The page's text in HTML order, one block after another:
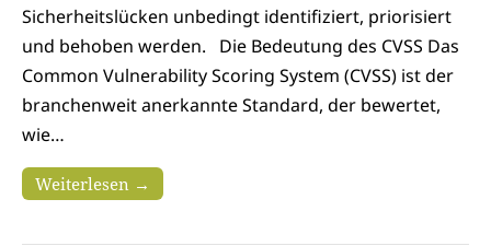
Sicherheitslücken unbedingt identifiziert, priorisiert
und behoben werden. Die Bedeutung des CVSS Das
Common Vulnerability Scoring System (CVSS) ist der
branchenweit anerkannte Standard, der bewertet,
wie…
Weiterlesen →